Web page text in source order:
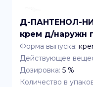
Д-ПАНТЕНОЛ-
крем д/
Форма выпуска:
Действующее
Дозировка: 5 %
Количество в